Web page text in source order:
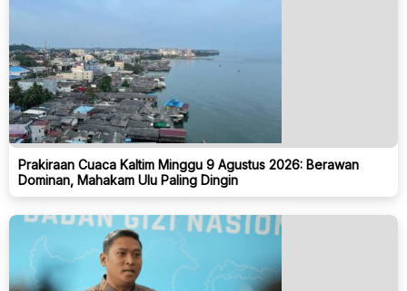
Prakiraan Cuaca Kaltim Minggu 9 Agustus 2026: Berawan
Dominan, Mahakam Ulu Paling Dingin